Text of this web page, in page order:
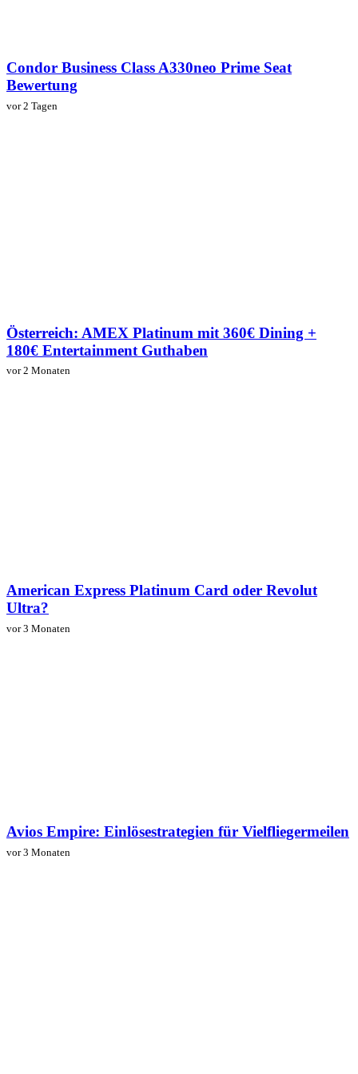
Condor Business Class A330neo Prime Seat
Bewertung
vor 2 Tagen
Österreich: AMEX Platinum mit 360€ Dining +
180€ Entertainment Guthaben
vor 2 Monaten
American Express Platinum Card oder Revolut
Ultra?
vor 3 Monaten
Avios Empire: Einlösestrategien für Vielfliegermeilen
vor 3 Monaten